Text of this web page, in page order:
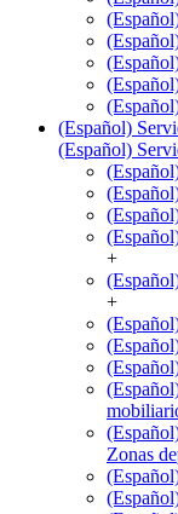
(Español)
(Español)
+
+
Zonas